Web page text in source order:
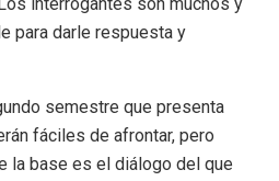
para darle respuesta y
semestre que presenta
fáciles de afrontar, pero
la base es el diálogo del que